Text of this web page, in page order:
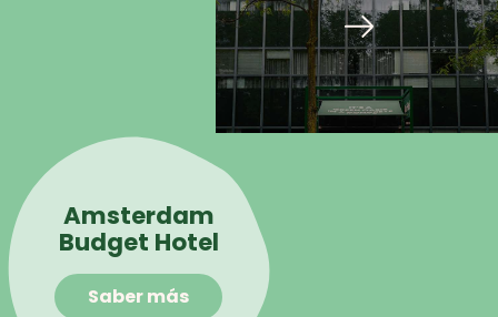
Amsterdam
Budget Hotel
Saber más